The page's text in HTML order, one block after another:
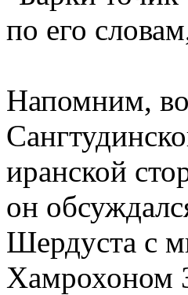
по его
Напомним,
иранской
он
Шердуста с
Хамрохоном